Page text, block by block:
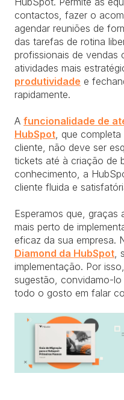
contactos, fazer o
agendar reuniões de
das tarefas de rotina
profissionais de vendas
atividades mais
produtividade e
rapidamente.
A funcionalidade de
HubSpot, que
cliente, não deve ser
tickets até à criação de
conhecimento, a
cliente fluida e
Esperamos que, graças
mais perto de
eficaz da sua empresa.
Diamond da HubSpot,
implementação. Por
sugestão, convidamo-lo
todo o gosto em falar